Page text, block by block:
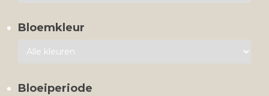
Bloemkleur
Bloeiperiode